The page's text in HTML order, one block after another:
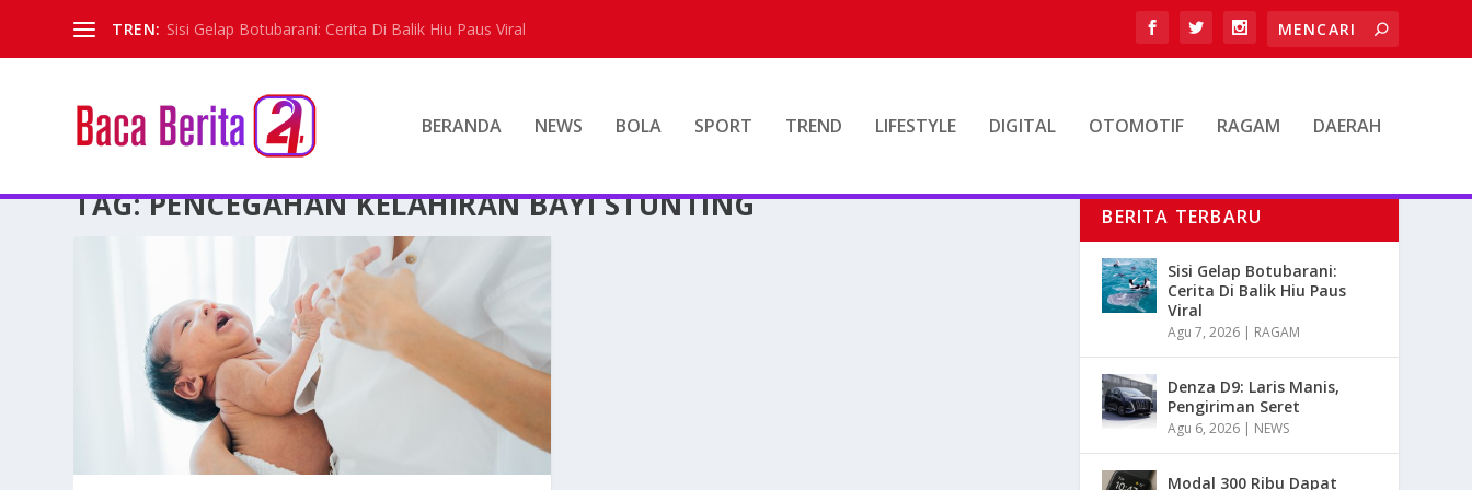
TREN: Sisi Gelap Botubarani: Cerita Di Balik Hiu Paus Viral
BERANDA NEWS BOLA SPORT TREND LIFESTYLE DIGITAL OTOMOTIF RAGAM DAERAH
TAG:PENCEGAHAN KELAHIRAN BAYI STUNTING BERITA TERBARU
Sisi Gelap Botubarani:
Cerita Di Balik Hiu Paus
Viral
Agu 7, 2026 | RAGAM
Denza D9: Laris Manis,
Pengiriman Seret
Agu 6, 2026 | NEWS
Modal 300 Ribu Dapat